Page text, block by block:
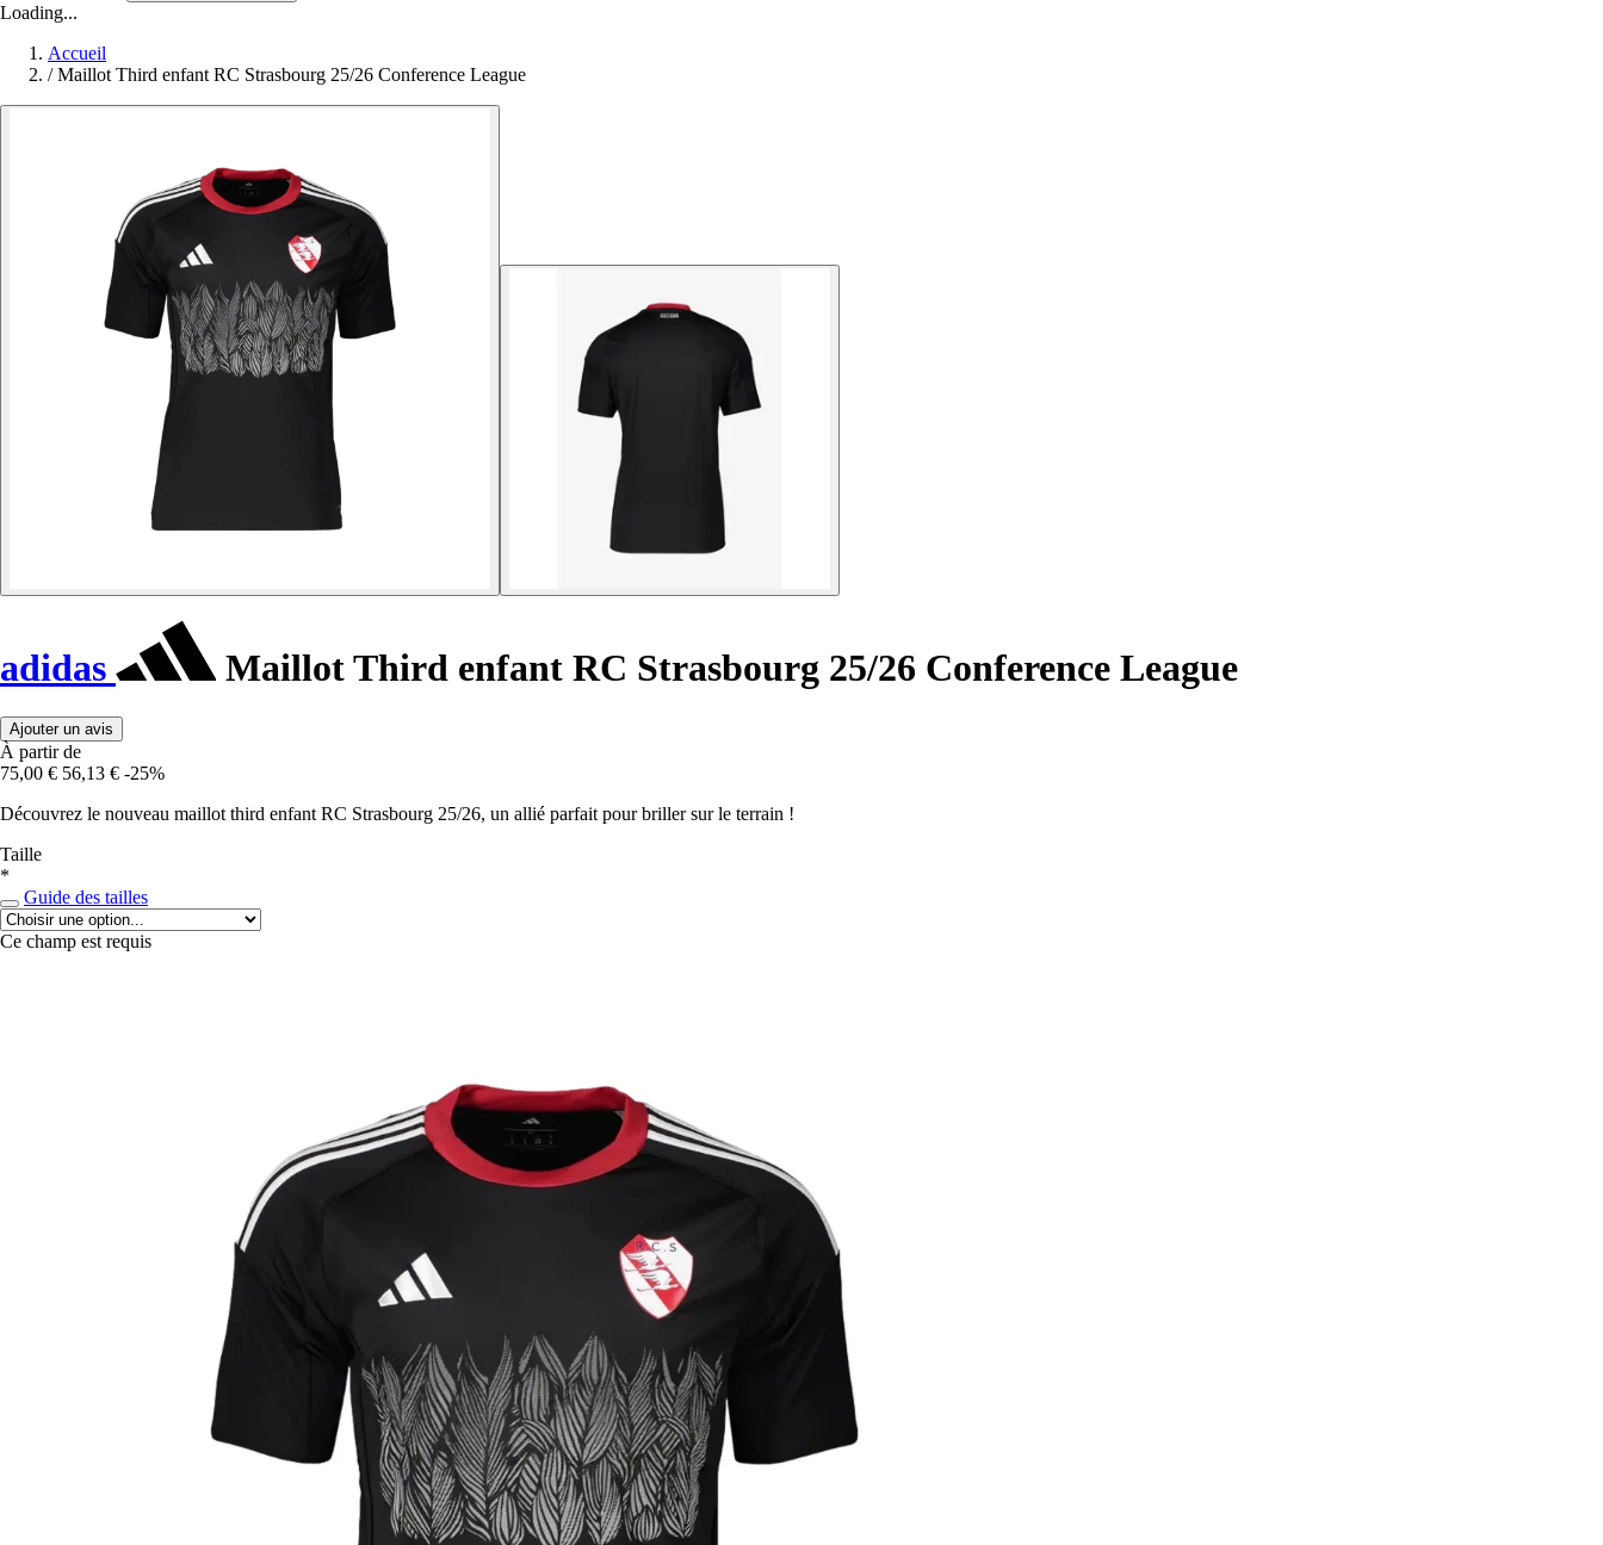
Loading...
Accueil
/ Maillot Third enfant RC Strasbourg 25/26 Conference League
adidas Maillot Third enfant RC Strasbourg 25/26 Conference League
Ajouter un avis
À partir de
75,00 € 56,13 € -25%
Découvrez le nouveau maillot third enfant RC Strasbourg 25/26, un allié parfait pour briller sur le terrain !
Taille
*
Guide des tailles
Ce champ est requis